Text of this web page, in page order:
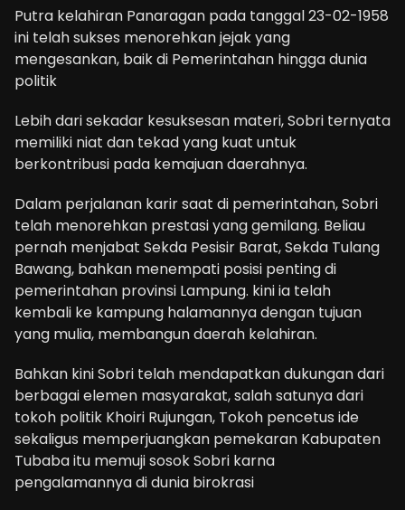
Putra kelahiran Panaragan pada tanggal 23-02-1958
ini telah sukses menorehkan jejak yang
mengesankan, baik di Pemerintahan hingga dunia
politik
Lebih dari sekadar kesuksesan materi, Sobri ternyata
memiliki niat dan tekad yang kuat untuk
berkontribusi pada kemajuan daerahnya.
Dalam perjalanan karir saat di pemerintahan, Sobri
telah menorehkan prestasi yang gemilang. Beliau
pernah menjabat Sekda Pesisir Barat, Sekda Tulang
Bawang, bahkan menempati posisi penting di
pemerintahan provinsi Lampung. kini ia telah
kembali ke kampung halamannya dengan tujuan
yang mulia, membangun daerah kelahiran.
Bahkan kini Sobri telah mendapatkan dukungan dari
berbagai elemen masyarakat, salah satunya dari
tokoh politik Khoiri Rujungan, Tokoh pencetus ide
sekaligus memperjuangkan pemekaran Kabupaten
Tubaba itu memuji sosok Sobri karna
pengalamannya di dunia birokrasi